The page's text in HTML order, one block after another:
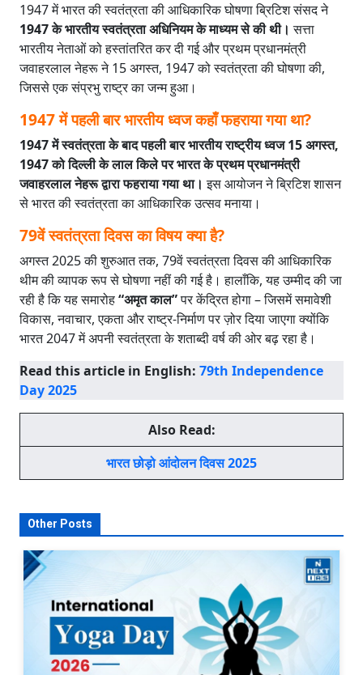
1947 में भारत की स्वतंत्रता की आधिकारिक घोषणा ब्रिटिश संसद ने
1947 के भारतीय स्वतंत्रता अधिनियम के माध्यम से की थी। सत्ता
भारतीय नेताओं को हस्तांतरित कर दी गई और प्रथम प्रधानमंत्री
जवाहरलाल नेहरू ने 15 अगस्त, 1947 को स्वतंत्रता की घोषणा की,
जिससे एक संप्रभु राष्ट्र का जन्म हुआ।
1947 में पहली बार भारतीय ध्वज कहाँ फहराया गया था?
1947 में स्वतंत्रता के बाद पहली बार भारतीय राष्ट्रीय ध्वज 15 अगस्त,
1947 को दिल्ली के लाल किले पर भारत के प्रथम प्रधानमंत्री
जवाहरलाल नेहरू द्वारा फहराया गया था। इस आयोजन ने ब्रिटिश शासन
से भारत की स्वतंत्रता का आधिकारिक उत्सव मनाया।
79वें स्वतंत्रता दिवस का विषय क्या है?
अगस्त 2025 की शुरुआत तक, 79वें स्वतंत्रता दिवस की आधिकारिक
थीम की व्यापक रूप से घोषणा नहीं की गई है। हालाँकि, यह उम्मीद की जा
रही है कि यह समारोह“अमृत काल”पर केंद्रित होगा – जिसमें समावेशी
विकास, नवाचार, एकता और राष्ट्र-निर्माण पर ज़ोर दिया जाएगा क्योंकि
भारत 2047 में अपनी स्वतंत्रता के शताब्दी वर्ष की ओर बढ़ रहा है।
Read this article in English: 79th Independence
Day 2025
Also Read:
भारत छोड़ो आंदोलन दिवस 2025
Other Posts